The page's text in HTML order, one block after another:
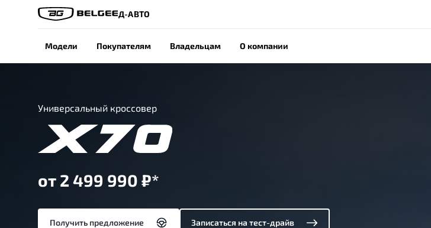
Д-АВТО
Модели Покупателям Владельцам О компании
Универсальный кроссовер
от 2 499 990 ₽*
Получить предложение Записаться на тест-драйв